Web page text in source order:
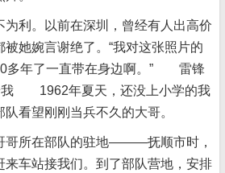
为利。以前在深圳，曾经有人出高价
她婉言谢绝了。“我对这张照片的
多年了一直带在身边啊。” 雷锋
我 1962年夏天，还没上小学的我
看望刚刚当兵不久的大哥。
哥所在部队的驻地———抚顺市时，
来车站接我们。到了部队营地，安排